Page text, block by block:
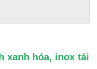
xanh hóa, inox tái